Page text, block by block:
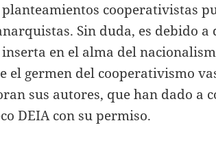
cooperativistas
Sin duda, es debido a
en el alma del
el germen del cooperativismo
sus autores, que han dado a
DEIA con su permiso.